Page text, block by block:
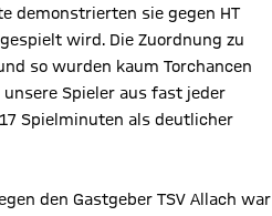
demonstrierten sie gegen HT
wird. Die Zuordnung zu
so wurden kaum Torchancen
Spieler aus fast jeder
Spielminuten als deutlicher
den Gastgeber TSV Allach war